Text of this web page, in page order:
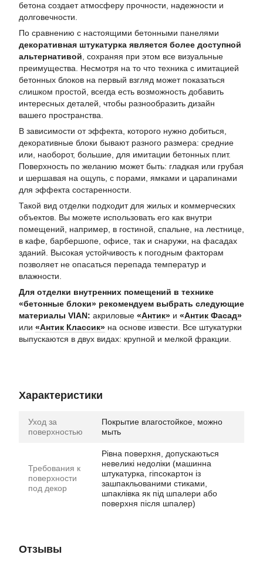
бетона создает атмосферу прочности, надежности и
долговечности.
По сравнению с настоящими бетонными панелями
декоративная штукатурка является более доступной
альтернативой , сохраняя при этом все визуальные
преимущества. Несмотря на то что техника с имитацией
бетонных блоков на первый взгляд может показаться
слишком простой, всегда есть возможность добавить
интересных деталей, чтобы разнообразить дизайн
вашего пространства.
В зависимости от эффекта, которого нужно добиться,
декоративные блоки бывают разного размера: средние
или, наоборот, большие, для имитации бетонных плит.
Поверхность по желанию может быть: гладкая или грубая
и шершавая на ощупь, с порами, ямками и царапинами
для эффекта состаренности.
Такой вид отделки подходит для жилых и коммерческих
объектов. Вы можете использовать его как внутри
помещений, например, в гостиной, спальне, на лестнице,
в кафе, барбершопе, офисе, так и снаружи, на фасадах
зданий. Высокая устойчивость к погодным факторам
позволяет не опасаться перепада температур и
влажности.
Для отделки внутренних помещений в технике
«бетонные блоки» рекомендуем выбрать следующие
материалы VIAN: акриловые «Антик» и «Антик Фасад»
или «Антик Классик» на основе извести. Все штукатурки
выпускаются в двух видах: крупной и мелкой фракции.
Характеристики
Уход за
поверхностью
Покрытие влагостойкое, можно
мыть
Требования к
поверхности
под декор
Рівна поверхня, допускаються
невеликі недоліки (машинна
штукатурка, гіпсокартон із
зашпакльованими стиками,
шпаклівка як під шпалери або
поверхня після шпалер)
Отзывы